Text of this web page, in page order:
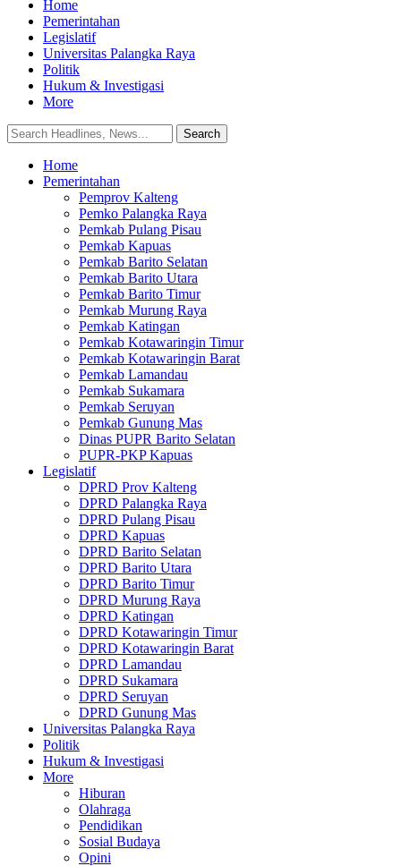
Home
Pemerintahan
Legislatif
Universitas Palangka Raya
Politik
Hukum & Investigasi
More
Home
Pemerintahan
Pemprov Kalteng
Pemko Palangka Raya
Pemkab Pulang Pisau
Pemkab Kapuas
Pemkab Barito Selatan
Pemkab Barito Utara
Pemkab Barito Timur
Pemkab Murung Raya
Pemkab Katingan
Pemkab Kotawaringin Timur
Pemkab Kotawaringin Barat
Pemkab Lamandau
Pemkab Sukamara
Pemkab Seruyan
Pemkab Gunung Mas
Dinas PUPR Barito Selatan
PUPR-PKP Kapuas
Legislatif
DPRD Prov Kalteng
DPRD Palangka Raya
DPRD Pulang Pisau
DPRD Kapuas
DPRD Barito Selatan
DPRD Barito Utara
DPRD Barito Timur
DPRD Murung Raya
DPRD Katingan
DPRD Kotawaringin Timur
DPRD Kotawaringin Barat
DPRD Lamandau
DPRD Sukamara
DPRD Seruyan
DPRD Gunung Mas
Universitas Palangka Raya
Politik
Hukum & Investigasi
More
Hiburan
Olahraga
Pendidikan
Sosial Budaya
Opini